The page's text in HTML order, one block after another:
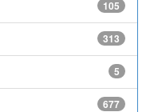
105
313
5
677